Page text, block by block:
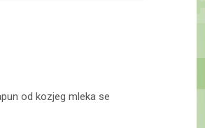
od kozjeg mleka se